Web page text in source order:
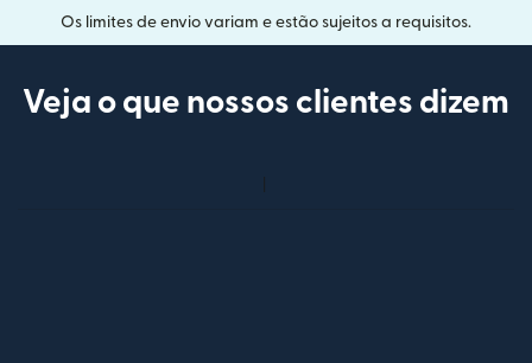
Os limites de envio variam e estão sujeitos a requisitos.
Veja o que nossos clientes dizem